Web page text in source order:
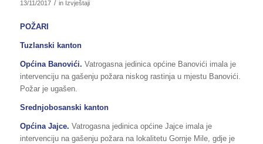
13/11/2017 / in Izvještaji
POŽARI
Tuzlanski kanton
Općina Banovići. Vatrogasna jedinica općine Banovići imala je
intervenciju na gašenju požara niskog rastinja u mjestu Banovići.
Požar je ugašen.
Srednjobosanski kanton
Općina Jajce. Vatrogasna jedinica općine Jajce imala je
intervenciju na gašenju požara na lokalitetu Gornje Mile, gdje je